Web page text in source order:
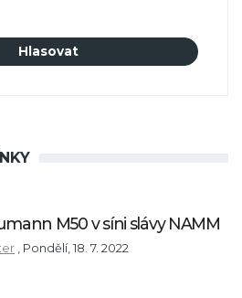
M50 v síni slávy NAMM
, Pondělí, 18. 7. 2022